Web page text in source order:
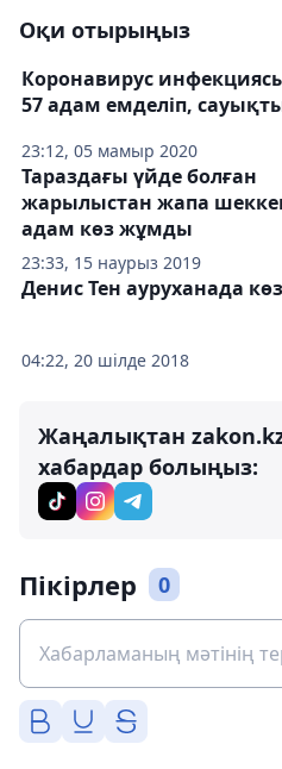
Оқи отырыңыз
23:12, 05 мамыр 2020
Коронавирус
57 адам емделіп,
23:33, 15 наурыз 2019
Тараздағы үйде болған
жарылыстан жапа
адам көз жұмды
04:22, 20 шілде 2018
Денис Тен ауруханада
Жаңалықтан
хабардар болыңыз:
Пікірлер 0